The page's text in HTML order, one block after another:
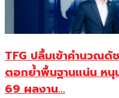
TFG ปลื้มเข้าคำนวณ
ตอกย้ำพื้นฐานแน่น ห
69 ผลงาน...